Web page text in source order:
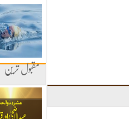
مقبول ترین